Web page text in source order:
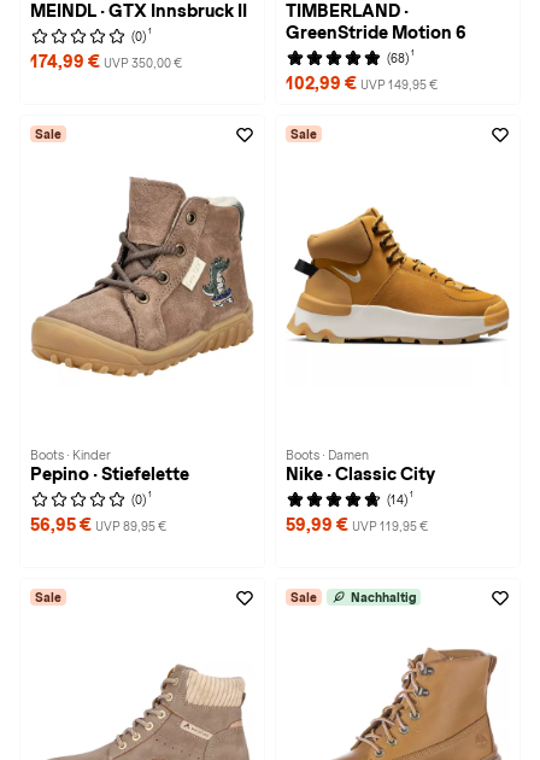
MEINDL · GTX Innsbruck II
(0) 1
174,99 € UVP 350,00 €
TIMBERLAND ·
GreenStride Motion 6
(68) 1
102,99 € UVP 149,95 €
Sale
Boots · Kinder
Pepino · Stiefelette
(0) 1
56,95 € UVP 89,95 €
Sale
Boots · Damen
Nike · Classic City
(14) 1
59,99 € UVP 119,95 €
Sale Sale Nachhaltig